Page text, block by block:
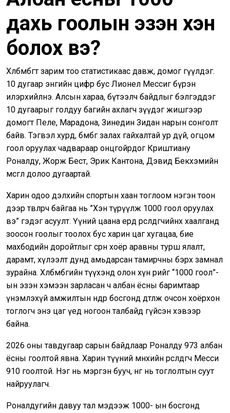
дахь гоолын эзэн хэн
болох вэ?
Хөлбөмбөгт зарим тоо статистикаас давж, домог өгүүлдэг.
10 дугаар энгийн цифр бус Лионел Мессиг бүрэн
илэрхийлнэ. Алсын хараа, бүтээлч байдлыг бэлгэддэг
10 дугаарыг голдуу багийн ахлагч зүүдэг жишгээр
домогт Пеле, Марадона, Зинедин Зидан нарын сонголт
байв. Тэгвэл хурд, бөмбөг залах гайхалтай ур дүй, огцом
гоол оруулах чадвараар онцгойрдог Криштиану
Роналду, Жорж Бест, Эрик Кантона, Дэвид Бекхэмийн
өмсгөл долоо дугаартай.
Харин одоо дэлхийн спортын хаан тоглоом нэгэн тоон
дээр төвлөрч байгаа нь ”Хэн түрүүлж 1000 гоол оруулах
вэ” гэдэг асуулт. Үүний цаана ердөө өрсөлдөгчийнхөө хаалганд
зоосон гоолыг тоолох бус харин цаг хугацаа, бие
махбодийн доройтлыг сөрөн хоёр аравны турш ялалт,
дарамт, хүлээлт дунд амьдарсан тамирчны бэрх замнал
зурайна. Хөлбөмбөгийн түүхэнд олон хүн өөрийгөө “1000 гоол”-
ын эзэн хэмээн зарласан ч албан ёсны баримтаар
үнэмлэхүй амжилтын өндөр босгонд дөтлөж очсон хоёрхон
тоглогч энэ цаг үед ногоон талбайд гүйсэн хэвээр
байна.
2026 оны тавдугаар сарын байдлаар Роналду 973 албан
ёсны гоолтой явна. Харин түүний мөнхийн өрсөлдөгч Месси
910 гоолтой. Нэг нь мэргэн бууч, нөгөө нь тоглолтын суут
найруулагч.
Роналдугийн давуу тал мэдээж 1000- ын босгонд